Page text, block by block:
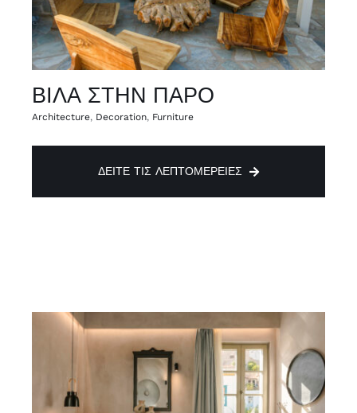
ΒΙΛΑ ΣΤΗΝ ΠΑΡΟ
Architecture, Decoration, Furniture
ΔΕΊΤΕ ΤΙΣ ΛΕΠΤΟΜΈΡΕΙΕΣ